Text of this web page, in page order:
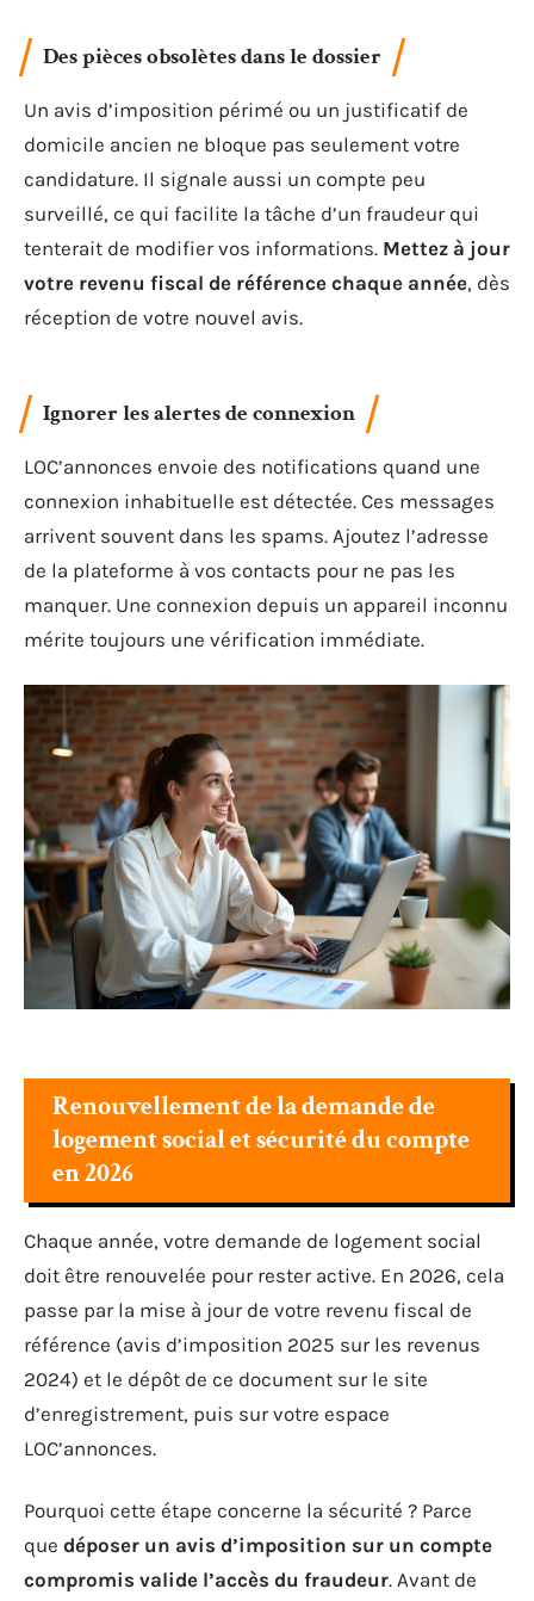
Des pièces obsolètes dans le dossier
Un avis d’imposition périmé ou un justificatif de
domicile ancien ne bloque pas seulement votre
candidature. Il signale aussi un compte peu
surveillé, ce qui facilite la tâche d’un fraudeur qui
tenterait de modifier vos informations. Mettez à jour
votre revenu fiscal de référence chaque année, dès
réception de votre nouvel avis.
Ignorer les alertes de connexion
LOC’annonces envoie des notifications quand une
connexion inhabituelle est détectée. Ces messages
arrivent souvent dans les spams. Ajoutez l’adresse
de la plateforme à vos contacts pour ne pas les
manquer. Une connexion depuis un appareil inconnu
mérite toujours une vérification immédiate.
Renouvellement de la demande de
logement social et sécurité du compte
en 2026
Chaque année, votre demande de logement social
doit être renouvelée pour rester active. En 2026, cela
passe par la mise à jour de votre revenu fiscal de
référence (avis d’imposition 2025 sur les revenus
2024) et le dépôt de ce document sur le site
d’enregistrement, puis sur votre espace
LOC’annonces.
Pourquoi cette étape concerne la sécurité ? Parce
que déposer un avis d’imposition sur un compte
compromis valide l’accès du fraudeur. Avant de